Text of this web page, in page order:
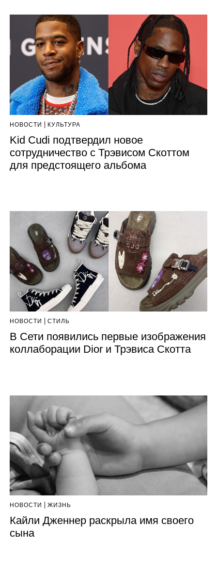
НОВОСТИ КУЛЬТУРА
Kid Cudi подтвердил новое
сотрудничество с Трэвисом Скоттом
для предстоящего альбома
НОВОСТИ СТИЛЬ
В Сети появились первые изображения
коллаборации Dior и Трэвиса Скотта
НОВОСТИ ЖИЗНЬ
Кайли Дженнер раскрыла имя своего
сына